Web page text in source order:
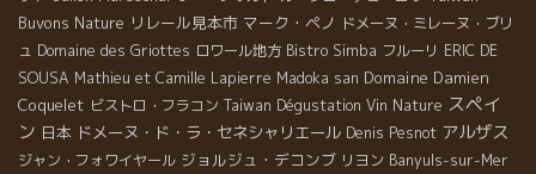
Buvons Nature リレール見本市 マーク・ペノ ドメーヌ・ミレーヌ・ブリ
ュ Domaine des Griottes ロワール地方 Bistro Simba フルーリ ERIC DE
SOUSA Mathieu et Camille Lapierre Madoka san Domaine Damien
Coquelet ビストロ・フラコン Taiwan Dégustation Vin Nature スペイ
ン 日本 ドメーヌ・ド・ラ・セネシャリエール Denis Pesnot アルザス
ジャン・フォワイヤール ジョルジュ・デコンブ リヨン Banyuls-sur-Mer